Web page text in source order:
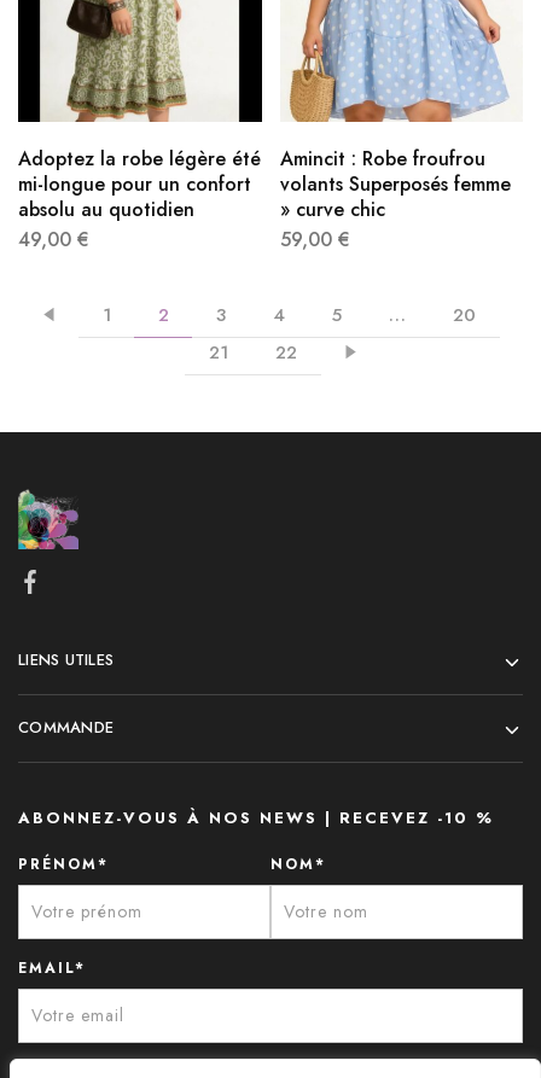
Adoptez la robe légère été
mi-longue pour un confort
absolu au quotidien
49,00 €
Amincit : Robe froufrou
volants Superposés femme
» curve chic
59,00 €
1 2 3 4 5 …
20
21
22
LIENS UTILES
COMMANDE
ABONNEZ-VOUS À NOS NEWS | RECEVEZ -10 %
PRÉNOM* NOM*
EMAIL*